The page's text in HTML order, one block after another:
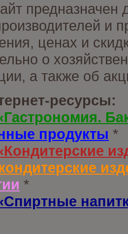
предназначен
и
ценах и
о
а также об
ресурсы:
продукты *
*